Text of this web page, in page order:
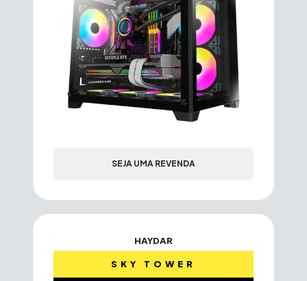
SEJA UMA REVENDA
HAYDAR
SKY TOWER